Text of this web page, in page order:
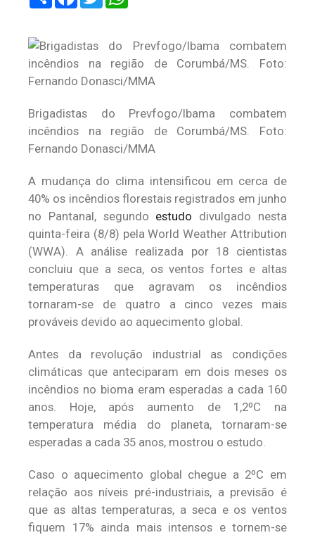
Brigadistas do Prevfogo/Ibama combatem
incêndios na região de Corumbá/MS. Foto:
Fernando Donasci/MMA
A mudança do clima intensificou em cerca de
40% os incêndios florestais registrados em junho
no Pantanal, segundo estudo divulgado nesta
quinta-feira (8/8) pela World Weather Attribution
(WWA). A análise realizada por 18 cientistas
concluiu que a seca, os ventos fortes e altas
temperaturas que agravam os incêndios
tornaram-se de quatro a cinco vezes mais
prováveis devido ao aquecimento global.
Antes da revolução industrial as condições
climáticas que anteciparam em dois meses os
incêndios no bioma eram esperadas a cada 160
anos. Hoje, após aumento de 1,2ºC na
temperatura média do planeta, tornaram-se
esperadas a cada 35 anos, mostrou o estudo.
Caso o aquecimento global chegue a 2ºC em
relação aos níveis pré-industriais, a previsão é
que as altas temperaturas, a seca e os ventos
fiquem 17% ainda mais intensos e tornem-se